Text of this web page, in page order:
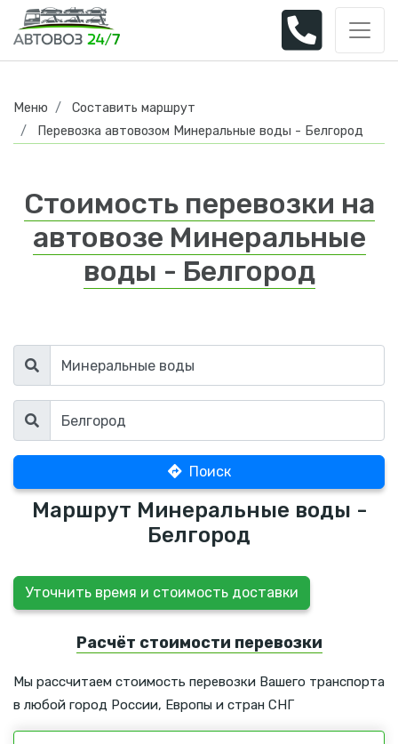
Меню
Составить маршрут
Перевозка автовозом Минеральные воды - Белгород
Стоимость перевозки на
автовозе Минеральные
воды - Белгород
Поиск
Маршрут Минеральные воды -
Белгород
Уточнить время и стоимость доставки
Расчёт стоимости перевозки
Мы рассчитаем стоимость перевозки Вашего транспорта
в любой город России, Европы и стран СНГ